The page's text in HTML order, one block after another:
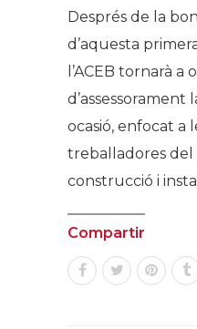
Després de la
d’aquesta
l’ACEB tornarà
d’assessorament
ocasió, enfocat a
treballadores del
construcció i
Compartir